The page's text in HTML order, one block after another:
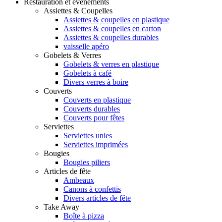
Assiettes & Coupelles
Assiettes & coupelles en plastique
Assiettes & coupelles en carton
Assiettes & coupelles durables
vaisselle apéro
Gobelets & Verres
Gobelets & verres en plastique
Gobelets à café
Divers verres à boire
Couverts
Couverts en plastique
Couverts durables
Couverts pour fêtes
Serviettes
Serviettes unies
Serviettes imprimées
Bougies
Bougies piliers
Articles de fête
Ambeaux
Canons à confettis
Divers articles de fête
Take Away
Boîte à pizza